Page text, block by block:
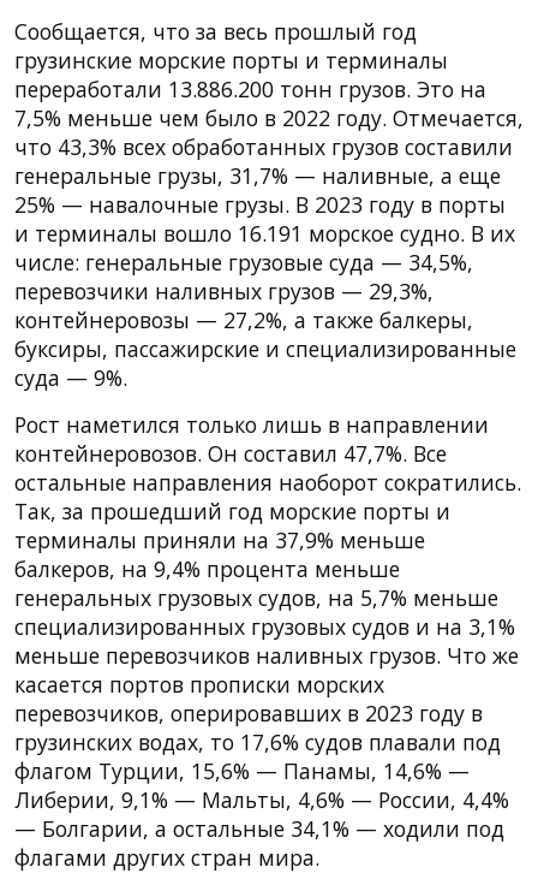
Сообщается, что за весь прошлый год
грузинские морские порты и терминалы
переработали 13.886.200 тонн грузов. Это на
7,5% меньше чем было в 2022 году. Отмечается,
что 43,3% всех обработанных грузов составили
генеральные грузы, 31,7% — наливные, а еще
25% — навалочные грузы. В 2023 году в порты
и терминалы вошло 16.191 морское судно. В их
числе: генеральные грузовые суда — 34,5%,
перевозчики наливных грузов — 29,3%,
контейнеровозы — 27,2%, а также балкеры,
буксиры, пассажирские и специализированные
суда — 9%.
Рост наметился только лишь в направлении
контейнеровозов. Он составил 47,7%. Все
остальные направления наоборот сократились.
Так, за прошедший год морские порты и
терминалы приняли на 37,9% меньше
балкеров, на 9,4% процента меньше
генеральных грузовых судов, на 5,7% меньше
специализированных грузовых судов и на 3,1%
меньше перевозчиков наливных грузов. Что же
касается портов прописки морских
перевозчиков, оперировавших в 2023 году в
грузинских водах, то 17,6% судов плавали под
флагом Турции, 15,6% — Панамы, 14,6% —
Либерии, 9,1% — Мальты, 4,6% — России, 4,4%
— Болгарии, а остальные 34,1% — ходили под
флагами других стран мира.